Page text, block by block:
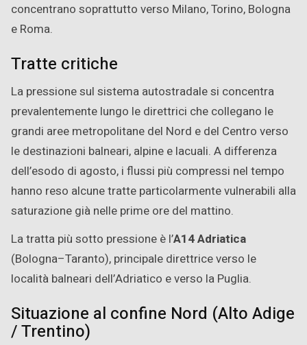
concentrano soprattutto verso Milano, Torino, Bologna
e Roma.
Tratte critiche
La pressione sul sistema autostradale si concentra
prevalentemente lungo le direttrici che collegano le
grandi aree metropolitane del Nord e del Centro verso
le destinazioni balneari, alpine e lacuali. A differenza
dell’esodo di agosto, i flussi più compressi nel tempo
hanno reso alcune tratte particolarmente vulnerabili alla
saturazione già nelle prime ore del mattino.
La tratta più sotto pressione è l’A14 Adriatica
(Bologna–Taranto), principale direttrice verso le
località balneari dell’Adriatico e verso la Puglia.
Situazione al confine Nord (Alto Adige
/ Trentino)